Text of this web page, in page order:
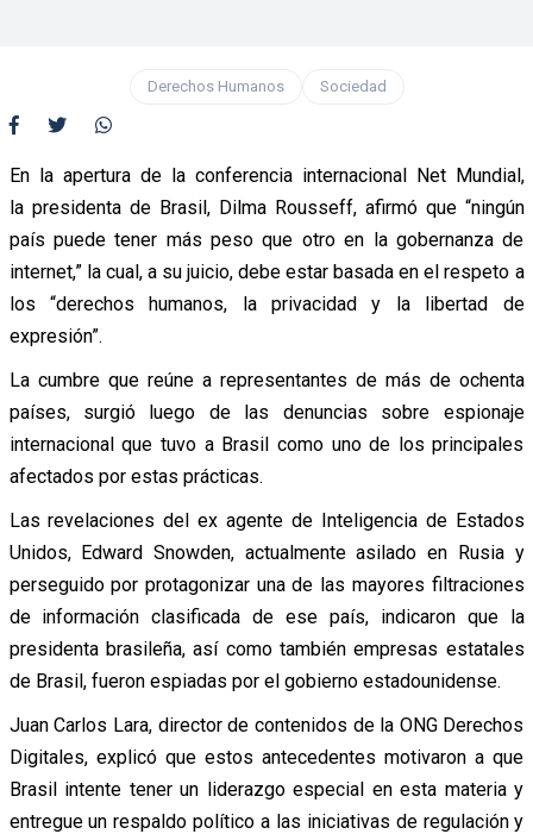
Derechos Humanos Sociedad
En la apertura de la conferencia internacional Net Mundial,
la presidenta de Brasil, Dilma Rousseff, afirmó que “ningún
país puede tener más peso que otro en la gobernanza de
internet,” la cual, a su juicio, debe estar basada en el respeto a
los “derechos humanos, la privacidad y la libertad de
expresión”.
La cumbre que reúne a representantes de más de ochenta
países, surgió luego de las denuncias sobre espionaje
internacional que tuvo a Brasil como uno de los principales
afectados por estas prácticas.
Las revelaciones del ex agente de Inteligencia de Estados
Unidos, Edward Snowden, actualmente asilado en Rusia y
perseguido por protagonizar una de las mayores filtraciones
de información clasificada de ese país, indicaron que la
presidenta brasileña, así como también empresas estatales
de Brasil, fueron espiadas por el gobierno estadounidense.
Juan Carlos Lara, director de contenidos de la ONG Derechos
Digitales, explicó que estos antecedentes motivaron a que
Brasil intente tener un liderazgo especial en esta materia y
entregue un respaldo político a las iniciativas de regulación y